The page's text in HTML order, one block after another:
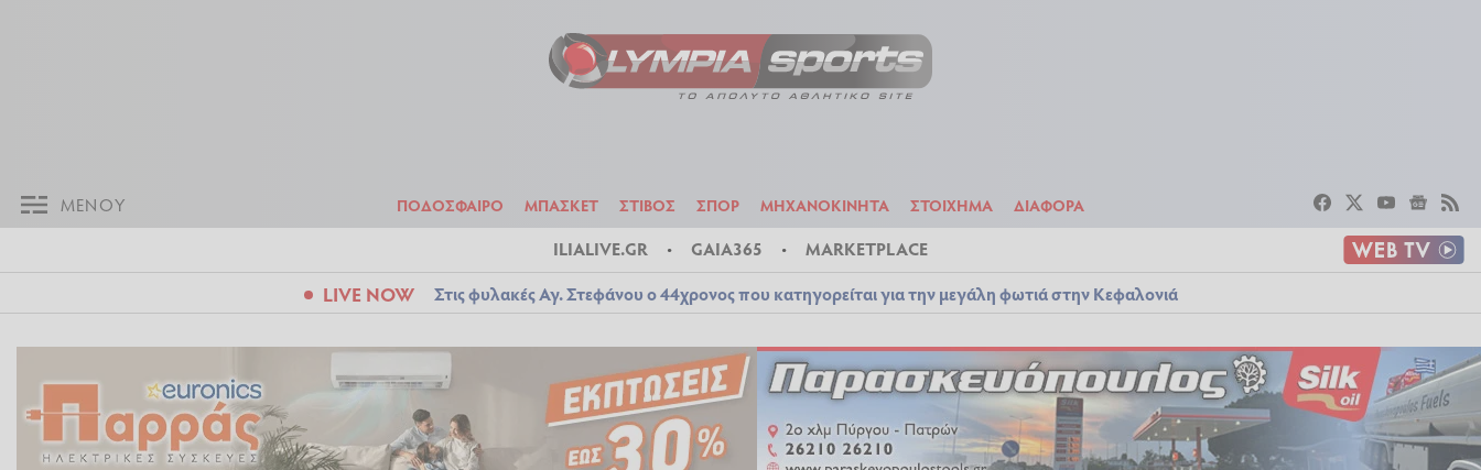
ΜΕΝΟΥ ΠΟΔΟΣΦΑΙΡΟ ΜΠΑΣΚΕΤ ΣΤΙΒΟΣ ΣΠΟΡ ΜΗΧΑΝΟΚΙΝΗΤΑ ΣΤΟΙΧΗΜΑ ΔΙΑΦΟΡΑ
ILIALIVE.GR GAIA365 MARKETPLACE
LIVE NOW Στις φυλακές Αγ. Στεφάνου ο 44χρονος που κατηγορείται για την μεγάλη φωτιά στην Κεφαλονιά
ΠΟΔΟΣΦΑΙΡΟ ΜΠΑΣΚΕΤ ΣΤΙΒΟΣ ΣΠΟΡ ΜΗΧΑΝΟΚΙΝΗΤΑ